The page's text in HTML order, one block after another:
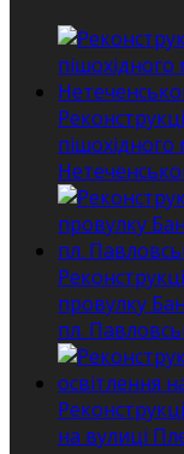
пішохідного
провулку
пл.
на вулиці